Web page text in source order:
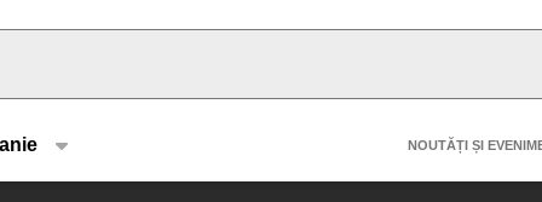
Header
NOUTĂȚI ȘI